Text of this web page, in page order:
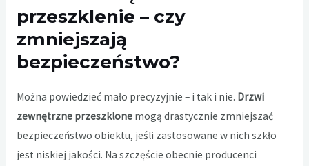
przeszklenie – czy
zmniejszają
bezpieczeństwo?
Można powiedzieć mało precyzyjnie – i tak i nie. Drzwi
zewnętrzne przeszklonemogą drastycznie zmniejszać
bezpieczeństwo obiektu, jeśli zastosowane w nich szkło
jest niskiej jakości. Na szczęście obecnie producenci